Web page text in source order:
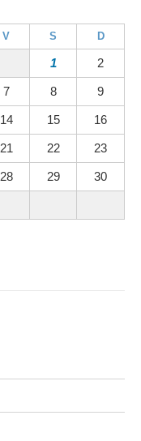
V S D
1 2
7 8 9
14 15 16
21 22 23
28 29 30